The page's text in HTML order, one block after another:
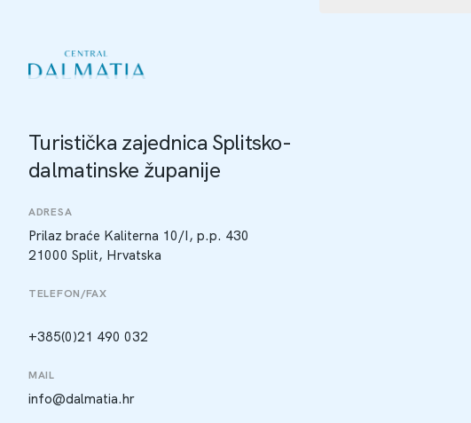
Turistička zajednica Splitsko-
dalmatinske županije
ADRESA
Prilaz braće Kaliterna 10/I, p.p. 430
21000 Split, Hrvatska
TELEFON/FAX
+385(0)21 490 032
MAIL
info@dalmatia.hr